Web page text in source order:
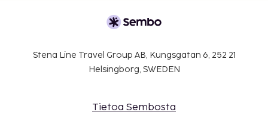
Stena Line Travel Group AB, Kungsgatan 6, 252 21
Helsingborg, SWEDEN
Tietoa Sembosta